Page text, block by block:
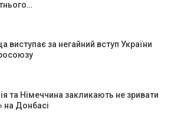
виступає за негайний вступ України
та Німеччина закликають не зривати
на Донбасі